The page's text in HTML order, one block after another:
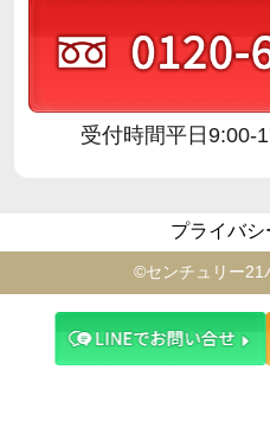
受付時間平日9:00-
プライバ
©️センチュリー21